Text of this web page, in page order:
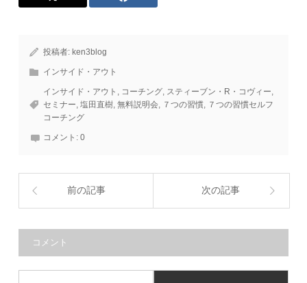
投稿者: ken3blog
インサイド・アウト
インサイド・アウト , コーチング, スティーブン・R・コヴィー,
セミナー,塩田直樹,無料説明会, ７つの習慣, ７つの習慣セルフ
コーチング
コメント:0
前の記事 次の記事
コメント